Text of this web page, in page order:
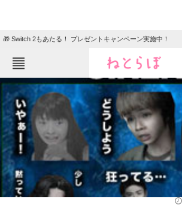
🎁 Switch 2もあたる！ プレゼントキャンペーン実施中！
ねとらぼメニュー
TOP ニュース
エンタメ クイズ
グルメ 地域
住まい 教育・育児
動物 リサーチ